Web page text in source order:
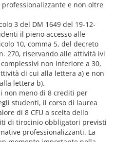
e non oltre
3 del DM 1649 del 19-12-
il pieno accesso alle
10, comma 5, del decreto
270, riservando alle attività ivi
non inferiore a 30,
di cui alla lettera a) e non
lettera b).
non meno di 8 crediti per
studenti, il corso di laurea
di 8 CFU a scelta dello
di tirocinio obbligatori previsti
professionalizzanti. La